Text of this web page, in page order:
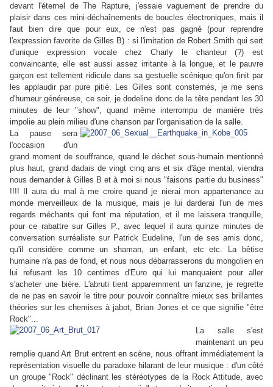
devant l'éternel de The Rapture, j'essaie vaguement de prendre du
plaisir dans ces mini-déchaînements de boucles électroniques, mais il
faut bien dire que pour eux, ce n'est pas gagné (pour reprendre
l'expression favorite de Gilles B) : si l'imitation de Robert Smith qui sert
d'unique expression vocale chez Charly le chanteur (?) est
convaincante, elle est aussi assez irritante à la longue, et le pauvre
garçon est tellement ridicule dans sa gestuelle scénique qu'on finit par
les applaudir par pure pitié. Les Gilles sont consternés, je me sens
d'humeur généreuse, ce soir, je dodeline donc de la tête pendant les 30
minutes de leur "show", quand même interrompu de manière très
impolie au plein milieu d'une chanson par l'organisation de la salle.
La pause sera
l'occasion d'un
grand moment de souffrance, quand le déchet sous-humain mentionné
plus haut, grand dadais de vingt cinq ans et six d'âge mental, viendra
nous demander à Gilles B et à moi si nous "faisons partie du business"
!!!! Il aura du mal à me croire quand je nierai mon appartenance au
monde merveilleux de la musique, mais je lui darderai l'un de mes
regards méchants qui font ma réputation, et il me laissera tranquille,
pour ce rabattre sur Gilles P., avec lequel il aura quinze minutes de
conversation surréaliste sur Patrick Eudeline, l'un de ses amis donc,
qu'il considère comme un shaman, un enfant, etc etc. La bêtise
humaine n'a pas de fond, et nous nous débarrasserons du mongolien en
lui refusant les 10 centimes d'Euro qui lui manquaient pour aller
s'acheter une bière. L'abruti tient apparemment un fanzine, je regrette
de ne pas en savoir le titre pour pouvoir connaître mieux ses brillantes
théories sur les chemises à jabot, Brian Jones et ce que signifie "être
Rock"...
La salle s'est
maintenant un peu
remplie quand Art Brut entrent en scène, nous offrant immédiatement la
représentation visuelle du paradoxe hilarant de leur musique : d'un côté
un groupe "Rock" déclinant les stéréotypes de la Rock Attitude, avec